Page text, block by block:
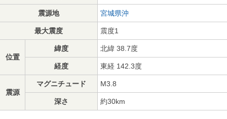
震源地 宮城県沖
最大震度 震度1
位置
緯度 北緯 38.7度
経度 東経 142.3度
震源
マグニチュード M3.8
深さ 約30km